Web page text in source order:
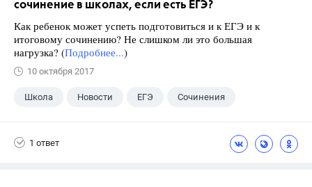
сочинение в школах, если есть ЕГЭ?
Как ребенок может успеть подготовиться и к ЕГЭ и к
итоговому сочинению? Не слишком ли это большая
нагрузка? (Подробнее...)
10 октября 2017
Школа Новости ЕГЭ Сочинения
1 ответ